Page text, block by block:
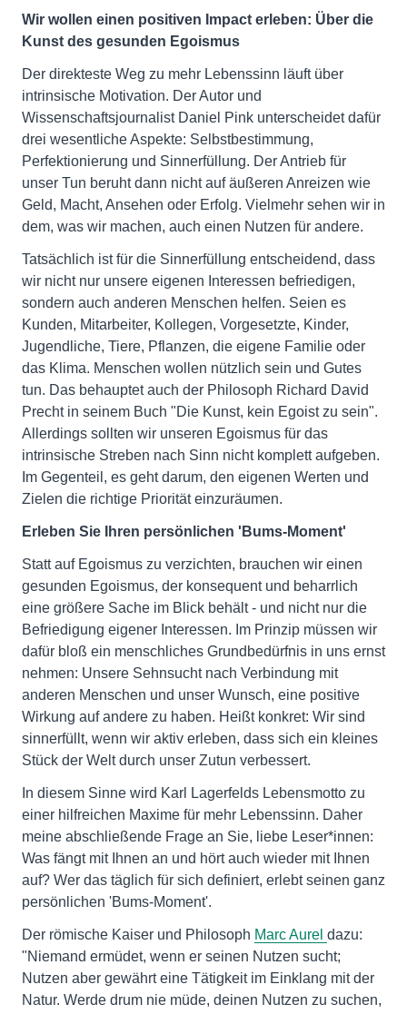
Wir wollen einen positiven Impact erleben: Über die
Kunst des gesunden Egoismus
Der direkteste Weg zu mehr Lebenssinn läuft über
intrinsische Motivation. Der Autor und
Wissenschaftsjournalist Daniel Pink unterscheidet dafür
drei wesentliche Aspekte: Selbstbestimmung,
Perfektionierung und Sinnerfüllung. Der Antrieb für
unser Tun beruht dann nicht auf äußeren Anreizen wie
Geld, Macht, Ansehen oder Erfolg. Vielmehr sehen wir in
dem, was wir machen, auch einen Nutzen für andere.
Tatsächlich ist für die Sinnerfüllung entscheidend, dass
wir nicht nur unsere eigenen Interessen befriedigen,
sondern auch anderen Menschen helfen. Seien es
Kunden, Mitarbeiter, Kollegen, Vorgesetzte, Kinder,
Jugendliche, Tiere, Pflanzen, die eigene Familie oder
das Klima. Menschen wollen nützlich sein und Gutes
tun. Das behauptet auch der Philosoph Richard David
Precht in seinem Buch "Die Kunst, kein Egoist zu sein".
Allerdings sollten wir unseren Egoismus für das
intrinsische Streben nach Sinn nicht komplett aufgeben.
Im Gegenteil, es geht darum, den eigenen Werten und
Zielen die richtige Priorität einzuräumen.
Erleben Sie Ihren persönlichen 'Bums-Moment'
Statt auf Egoismus zu verzichten, brauchen wir einen
gesunden Egoismus, der konsequent und beharrlich
eine größere Sache im Blick behält - und nicht nur die
Befriedigung eigener Interessen. Im Prinzip müssen wir
dafür bloß ein menschliches Grundbedürfnis in uns ernst
nehmen: Unsere Sehnsucht nach Verbindung mit
anderen Menschen und unser Wunsch, eine positive
Wirkung auf andere zu haben. Heißt konkret: Wir sind
sinnerfüllt, wenn wir aktiv erleben, dass sich ein kleines
Stück der Welt durch unser Zutun verbessert.
In diesem Sinne wird Karl Lagerfelds Lebensmotto zu
einer hilfreichen Maxime für mehr Lebenssinn. Daher
meine abschließende Frage an Sie, liebe Leser*innen:
Was fängt mit Ihnen an und hört auch wieder mit Ihnen
auf? Wer das täglich für sich definiert, erlebt seinen ganz
persönlichen 'Bums-Moment'.
Der römische Kaiser und Philosoph Marc Aurel dazu:
"Niemand ermüdet, wenn er seinen Nutzen sucht;
Nutzen aber gewährt eine Tätigkeit im Einklang mit der
Natur. Werde drum nie müde, deinen Nutzen zu suchen,